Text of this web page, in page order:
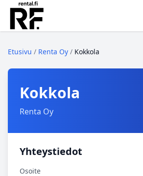
Etusivu / Renta Oy / Kokkola
Kokkola
Renta Oy
Yhteystiedot
Osoite